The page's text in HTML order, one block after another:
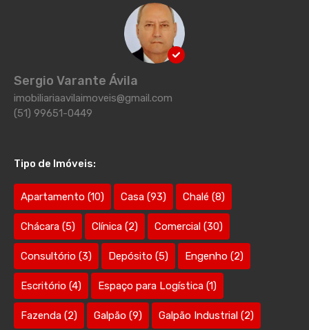
Sergio Varante Ávila
imobiliariaavilaimoveis@gmail.com
(51) 99651-0449
Tipo de Imóveis:
Apartamento (10) Casa (93) Chalé (8)
Chácara (5) Clínica (2) Comercial (30)
Consultório (3) Depósito (5) Engenho (2)
Escritório (4) Espaço para Logística (1)
Fazenda (2) Galpão (9) Galpão Industrial (2)